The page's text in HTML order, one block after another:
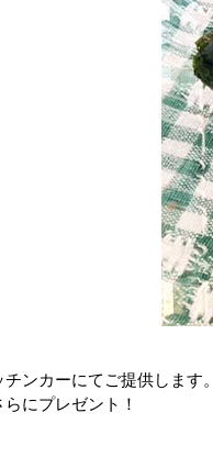
ンカーにてご提供します。
にプレゼント！